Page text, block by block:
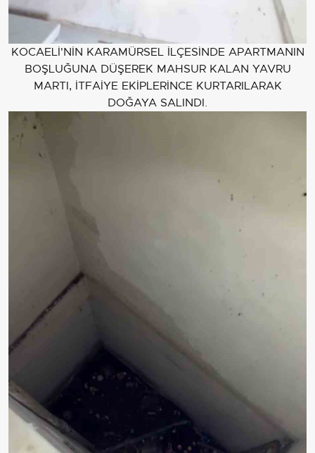
KOCAELİ'NİN KARAMÜRSEL İLÇESİNDE APARTMANIN
BOŞLUĞUNA DÜŞEREK MAHSUR KALAN YAVRU
MARTI, İTFAİYE EKİPLERİNCE KURTARILARAK
DOĞAYA SALINDI.